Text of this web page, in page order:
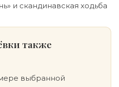
и скандинавская ходьба
также
выбранной